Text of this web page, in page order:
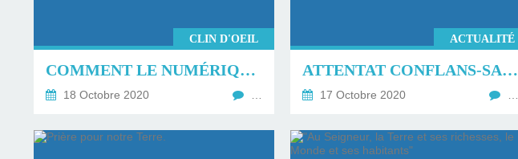
CLIN D'OEIL
COMMENT LE NUMÉRIQUE AIDE À RECONSTRUIRE LA CATHÉDRALE DE NOTRE-DAME DE PARIS.
18 Octobre 2020
ACTUALITÉ
ATTENTAT CONFLANS-SAINT-HONORINE-MESSAGE DU PÈRE JEAN-PARFAIT CAKPO.
17 Octobre 2020